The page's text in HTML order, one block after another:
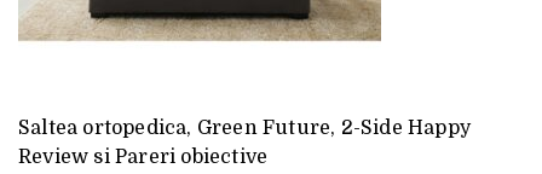
Saltea ortopedica, Green Future, 2-Side Happy
Review si Pareri obiective